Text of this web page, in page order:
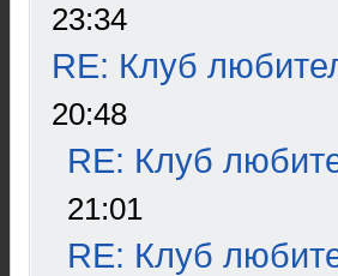
23:34
RE: Клуб
20:48
RE: Клуб
21:01
RE: Клуб